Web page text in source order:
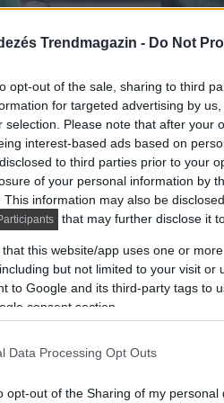
Trendmagazin - Do Not
opt-out of the sale, sharing to third
for targeted advertising by
selection. Please note that after your
interest-based ads based on
to third parties prior to your
of your personal information by
This information may also be
that may further disclose it
that this website/app uses one or
but not limited to your visit or
to Google and its third-party tags to
consent section.
Data Processing Opt Outs
opt-out of the Sharing of my personal
a bejárati ajtótól (a
felőli oldalán beépített
négyzetméteres volt, ezt kissé
nappali felé, így kialakult egy
és a 180cm-es
eredetileg a fürdőben volt, ezt
az előszobából egy ajtón át
biztosít egy 140cm
a nappali felőli új fal
az ágy végénél lévő